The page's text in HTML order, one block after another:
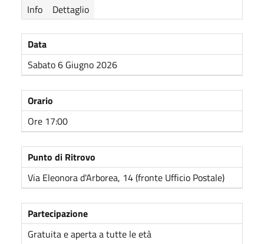
Info
Dettaglio
Data
Sabato 6 Giugno 2026
Orario
Ore 17:00
Punto di Ritrovo
Via Eleonora d'Arborea, 14 (fronte Ufficio Postale)
Partecipazione
Gratuita e aperta a tutte le età